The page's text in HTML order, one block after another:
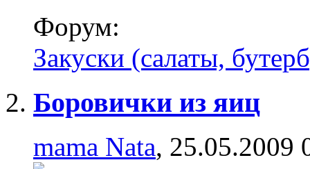
Форум:
Закуски (салаты,
Боровички из яиц
mama Nata, 25.05.2009